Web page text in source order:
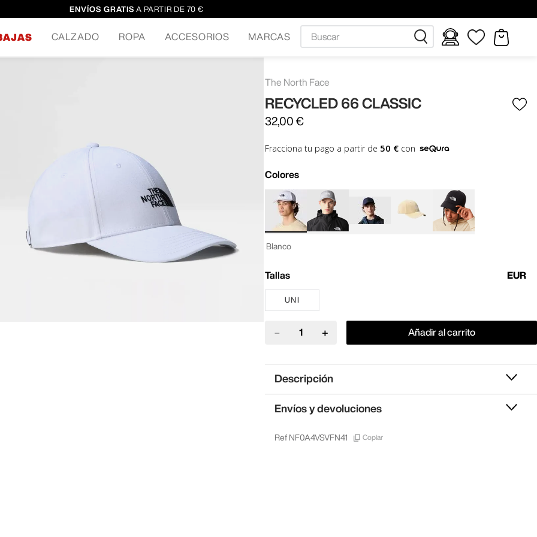
ENVÍOS GRATIS A PARTIR DE 70 €
CALZADO ROPA ACCESORIOS MARCAS
The North Face
RECYCLED 66 CLASSIC
32, 00 €
Fracciona tu pago a partir de 50 €con
Colores
Blanco
Tallas EUR
UNI
＋
－ Añadir al carrito
Descripción
Envíos y devoluciones
Ref NF0A4VSVFN41 Copiar